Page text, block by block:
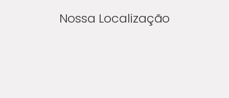
Nossa Localização